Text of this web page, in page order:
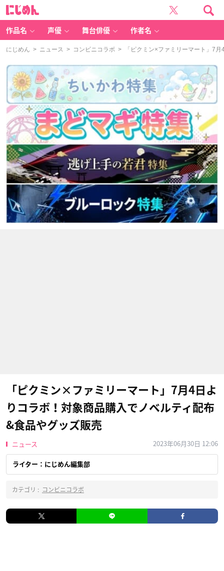
作品名 声優 舞台俳優 作者名
にじめん > ニュース > コンビニコラボ > 「ピクミン×ファミリーマート」7月
「ピクミン×ファミリーマート」7月4日よ
りコラボ！対象商品購入でノベルティ配布
&食品やグッズ販売
ニュース 2023年06月30日 12:06
ライター：にじめん編集部
カテゴリ : コンビニコラボ